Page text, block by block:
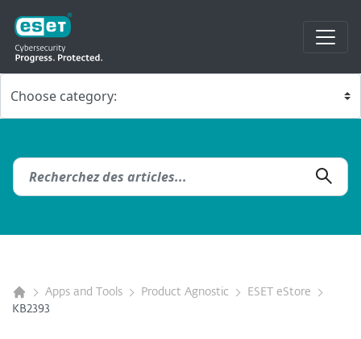
Apps and Tools Product Agnostic
ESET eStore
KB2393